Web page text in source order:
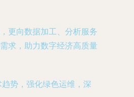
更向数据加工、分析服务
求，助力数字经济高质量
势，强化绿色运维，深